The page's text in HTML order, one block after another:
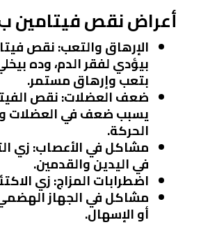
أعراض نقص فيتامين ب12
الإرهاق والتعب:
بيؤدي لفقر الدم، وده
بتعب وإرهاق مستمر.
ضعف العضلات:نقص
يسبب ضعف في العضلات
الحركة.
مشاكل في الأعصاب:زي
في اليدين والقدمين.
اضطرابات المزاج:زي
مشاكل في الجهاز
أو الإسهال.